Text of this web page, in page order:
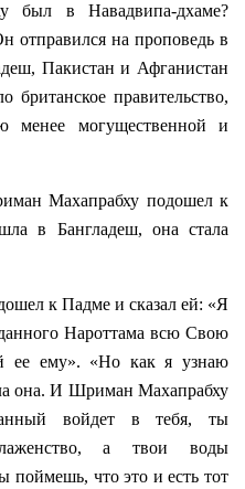
был в Навадвипа-дхаме?
отправился на проповедь в
Пакистан и Афганистан
правительство,
менее могущественной и
Махапрабху подошел к
в Бангладеш, она стала
к Падме и сказал ей: «Я
Нароттама всю Свою
ее ему». «Но как я узнаю
она. И Шриман Махапрабху
войдет в тебя, ты
а твои воды
поймешь, что это и есть тот